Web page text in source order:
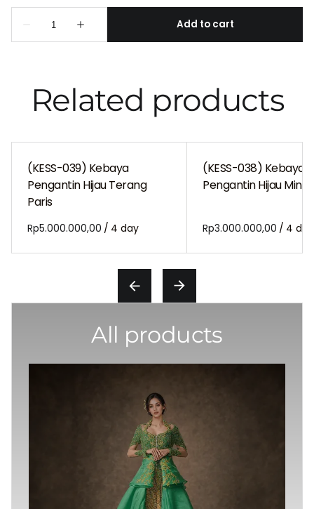
Related products
(KESS-039) Kebaya
Pengantin Hijau Terang
Paris
/
(KESS-038) Kebaya
Pengantin Hijau Mint
/
All products